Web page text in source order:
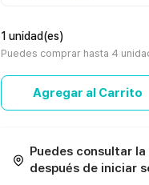
1 unidad(es)
Puedes comprar hasta 4
Agregar al Carrito
Puedes consultar
después de iniciar